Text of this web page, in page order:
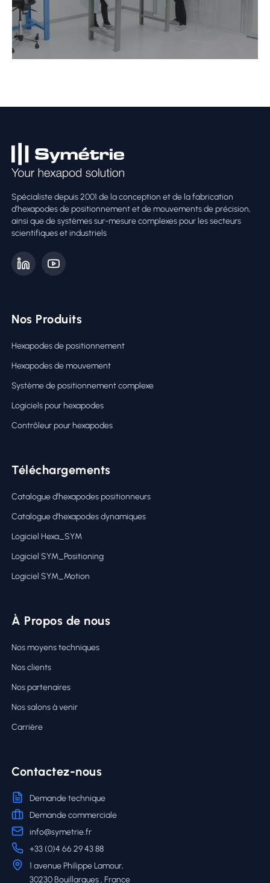
Spécialiste depuis 2001 de la conception et de la fabrication
d’hexapodes de positionnement et de mouvements de précision,
ainsi que de systèmes sur-mesure complexes pour les secteurs
scientifiques et industriels
Nos Produits
Hexapodes de positionnement
Hexapodes de mouvement
Système de positionnement complexe
Logiciels pour hexapodes
Contrôleur pour hexapodes
Téléchargements
Catalogue d’hexapodes positionneurs
Catalogue d’hexapodes dynamiques
Logiciel Hexa_SYM
Logiciel SYM_Positioning
Logiciel SYM_Motion
À Propos de nous
Nos moyens techniques
Nos clients
Nos partenaires
Nos salons à venir
Carrière
Contactez-nous
Demande technique
Demande commerciale
info@symetrie.fr
+33 (0)4 66 29 43 88
1 avenue Philippe Lamour,
30230 Bouillargues , France